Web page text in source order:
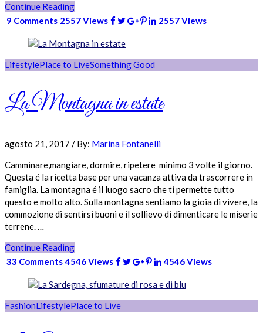
Continue Reading
9 Comments 2557 Views 2557 Views
LifestylePlace to LiveSomething Good
La Montagna in estate
agosto 21, 2017 / By: Marina Fontanelli
Camminare,mangiare, dormire, ripetere minimo 3 volte il giorno.
Questa é la ricetta base per una vacanza attiva da trascorrere in
famiglia. La montagna é il luogo sacro che ti permette tutto
questo e molto alto. Sulla montagna sentiamo la gioia di vivere, la
commozione di sentirsi buoni e il sollievo di dimenticare le miserie
terrene. …
Continue Reading
33 Comments 4546 Views 4546 Views
FashionLifestylePlace to Live